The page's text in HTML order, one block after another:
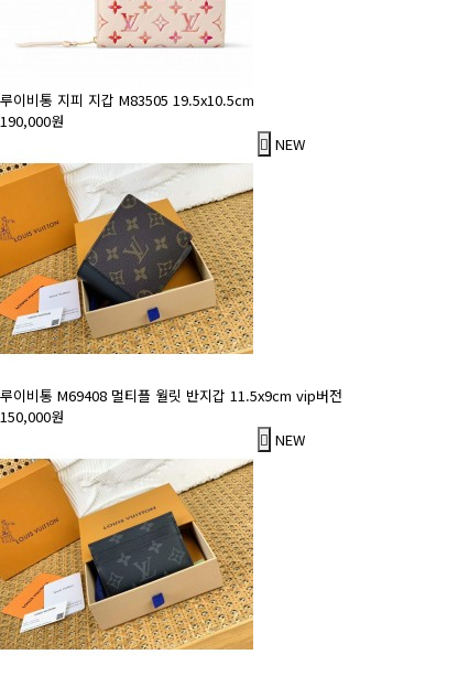
루이비통 지피 지갑 M83505 19.5x10.5cm
190,000원
NEW
루이비통 M69408 멀티플 월릿 반지갑 11.5x9cm vip버전
150,000원
NEW